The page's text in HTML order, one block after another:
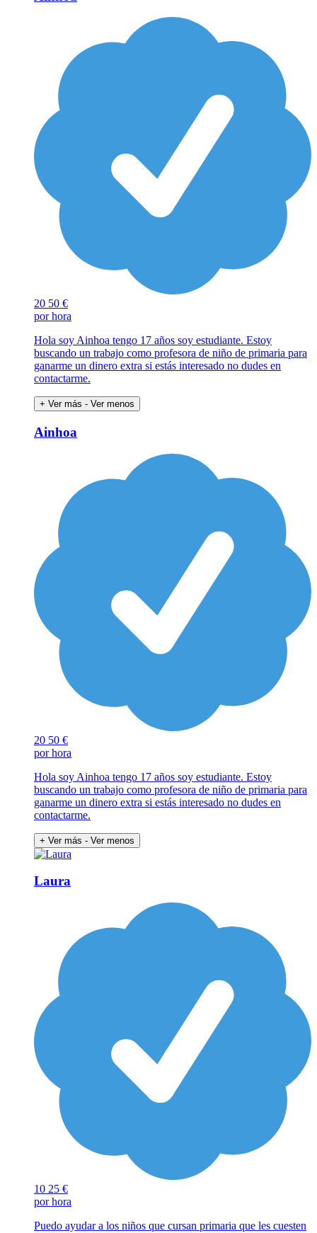
20 50 €
por hora
Hola soy Ainhoa tengo 17 años soy estudiante. Estoy
buscando un trabajo como profesora de niño de primaria para
ganarme un dinero extra si estás interesado no dudes en
contactarme.
+ Ver más - Ver menos
Ainhoa
20 50 €
por hora
Hola soy Ainhoa tengo 17 años soy estudiante. Estoy
buscando un trabajo como profesora de niño de primaria para
ganarme un dinero extra si estás interesado no dudes en
contactarme.
+ Ver más - Ver menos
Laura
10 25 €
por hora
Puedo ayudar a los niños que cursan primaria que les cuesten